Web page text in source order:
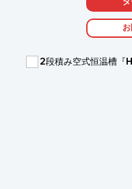
の出し入れや線の交換が
焼成温度の制御は、プロ
ンを自由に組むことが出
すので効果的な除湿、冷
2段積み空式恒温槽『